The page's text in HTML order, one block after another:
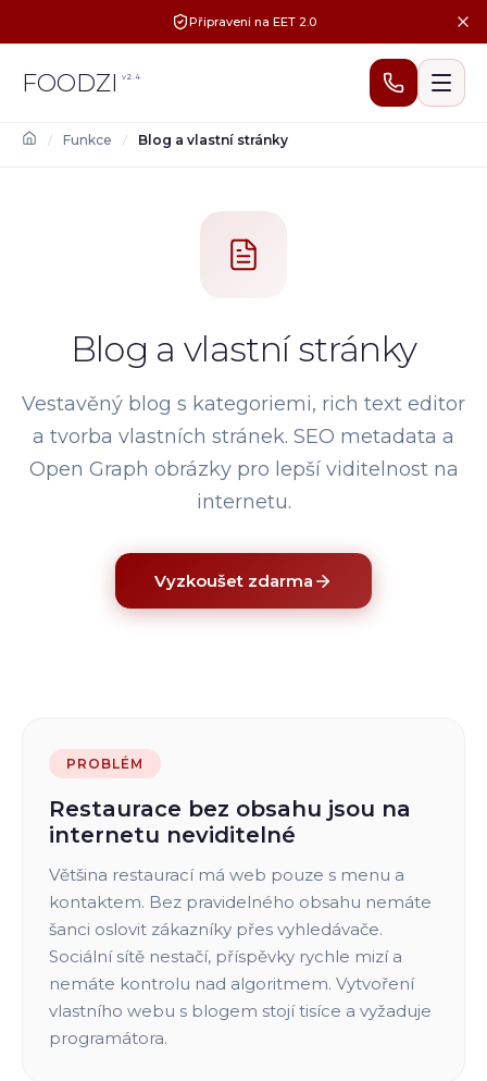
Připraveni na EET 2.0
FOODZI v2.4
/ Funkce / Blog a vlastní stránky
Blog a vlastní stránky
Vestavěný blog s kategoriemi, rich text editor
a tvorba vlastních stránek. SEO metadata a
Open Graph obrázky pro lepší viditelnost na
internetu.
Vyzkoušet zdarma
PROBLÉM
Restaurace bez obsahu jsou na
internetu neviditelné
Většina restaurací má web pouze s menu a
kontaktem. Bez pravidelného obsahu nemáte
šanci oslovit zákazníky přes vyhledávače.
Sociální sítě nestačí, příspěvky rychle mizí a
nemáte kontrolu nad algoritmem. Vytvoření
vlastního webu s blogem stojí tisíce a vyžaduje
programátora.